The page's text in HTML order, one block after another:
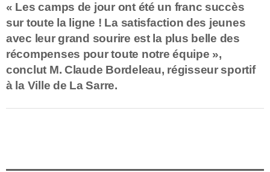
« Les camps de jour ont été un franc succès
sur toute la ligne ! La satisfaction des jeunes
avec leur grand sourire est la plus belle des
récompenses pour toute notre équipe »,
conclut M. Claude Bordeleau, régisseur sportif
à la Ville de La Sarre.